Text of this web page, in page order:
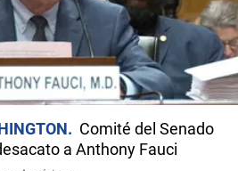
Comité del Senado
a Anthony Fauci